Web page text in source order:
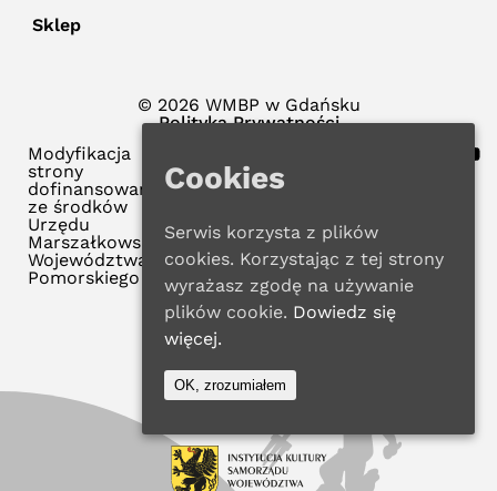
Sklep
© 2026 WMBP w Gdańsku
Polityka Prywatności
Modyfikacja
strony
dofinansowana
ze środków
Urzędu
Marszałkowskiego
Województwa
Pomorskiego
Cookies
Serwis korzysta z plików
cookies. Korzystając z tej strony
wyrażasz zgodę na używanie
plików cookie. Dowiedz się
więcej.
OK, zrozumiałem